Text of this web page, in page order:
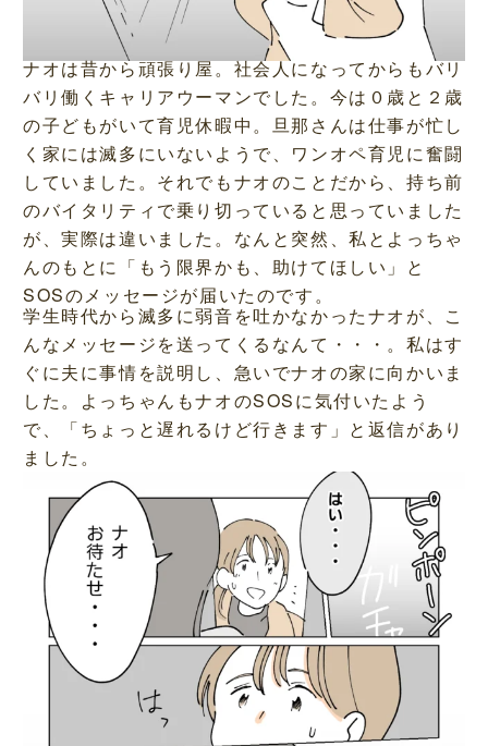
ナオは昔から頑張り屋。社会人になってからもバリ
バリ働くキャリアウーマンでした。今は０歳と２歳
の子どもがいて育児休暇中。旦那さんは仕事が忙し
く家には滅多にいないようで、ワンオペ育児に奮闘
していました。それでもナオのことだから、持ち前
のバイタリティで乗り切っていると思っていました
が、実際は違いました。なんと突然、私とよっちゃ
んのもとに「もう限界かも、助けてほしい」と
SOSのメッセージが届いたのです。
学生時代から滅多に弱音を吐かなかったナオが、こ
んなメッセージを送ってくるなんて・・・。私はす
ぐに夫に事情を説明し、急いでナオの家に向かいま
した。よっちゃんもナオのSOSに気付いたよう
で、「ちょっと遅れるけど行きます」と返信があり
ました。